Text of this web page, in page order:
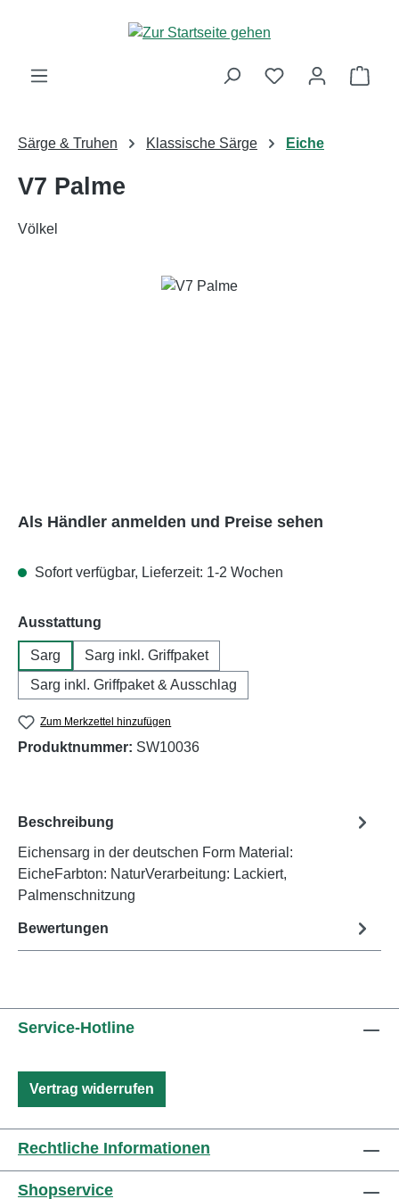
Zum Hauptinhalt springen
Särge & Truhen Klassische Särge Eiche
V7 Palme
Völkel
Bildergalerie überspringen
Als Händler anmelden und Preise sehen
Sofort verfügbar, Lieferzeit: 1-2 Wochen
Ausstattung
Sarg
Sarg inkl. Griffpaket
Sarg inkl. Griffpaket & Ausschlag
Zum Merkzettel hinzufügen
Produktnummer: SW10036
Beschreibung
Eichensarg in der deutschen Form Material:
EicheFarbton: NaturVerarbeitung: Lackiert,
Palmenschnitzung
Bewertungen
Service-Hotline
Vertrag widerrufen
Rechtliche Informationen
Shopservice